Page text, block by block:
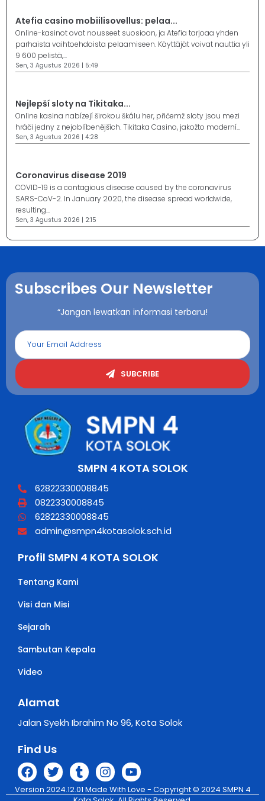
Atefia casino mobiilisovellus: pelaa...
Online-kasinot ovat nousseet suosioon, ja Atefia tarjoaa yhden
parhaista vaihtoehdoista pelaamiseen. Käyttäjät voivat nauttia yli
9 600 pelistä,...
Sen, 3 Agustus 2026 | 5:49
Nejlepší sloty na Tikitaka...
Online kasina nabízejí širokou škálu her, přičemž sloty jsou mezi
hráči jedny z nejoblíbenějších. Tikitaka Casino, jakožto moderní...
Sen, 3 Agustus 2026 | 4:28
Coronavirus disease 2019
COVID-19 is a contagious disease caused by the coronavirus
SARS-CoV-2. In January 2020, the disease spread worldwide,
resulting...
Sen, 3 Agustus 2026 | 2:15
Subscribes Our Newsletter
“Jangan lewatkan informasi terbaru!
SUBCRIBE
SMPN 4 KOTA SOLOK
62822330008845
0822330008845
62822330008845
admin@smpn4kotasolok.sch.id
Profil SMPN 4 KOTA SOLOK
Tentang Kami
Visi dan Misi
Sejarah
Sambutan Kepala
Video
Alamat
Jalan Syekh Ibrahim No 96, Kota Solok
Find Us
Version 2024.12.01 Made With Love - Copyright © 2024 SMPN 4